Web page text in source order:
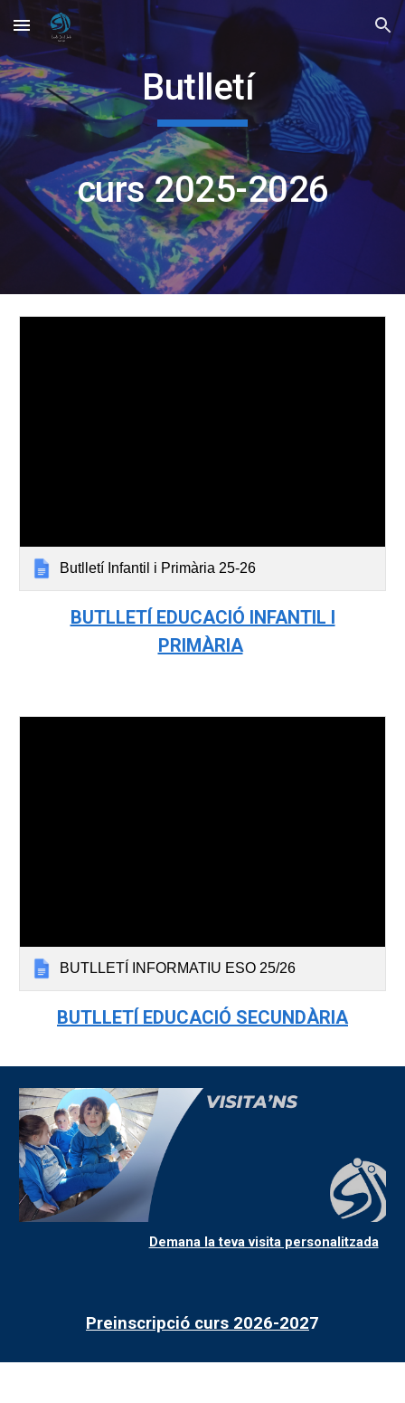
Skip to main content Skip to navigation
Butlletí
curs 2025-2026
Butlletí Infantil i Primària 25-26
BUTLLETÍ EDUCACIÓ INFANTIL I
PRIMÀRIA
BUTLLETÍ INFORMATIU ESO 25/26
BUTLLETÍ EDUCACIÓ SECUNDÀRIA
Demana la teva visita personalitzada
Preinscripció curs 2026-2027